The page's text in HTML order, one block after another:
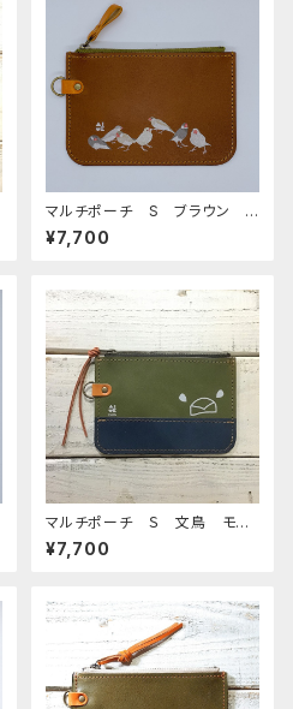
マルチポーチ S ブラウン
文鳥 白文鳥 桜文鳥 シナモ
ン文鳥 シルバー文鳥 ブンチ
¥7,700
マルチポーチ Ｓ 文鳥 モノト
ーン グリーン ぶんちょう ブ
ンチョウ
¥7,700